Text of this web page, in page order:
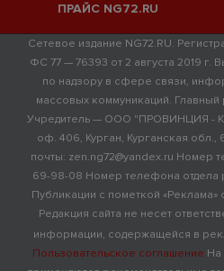
ПРАЙС NG72.RU
Сетевое издание NG72.RU.
ФС 77 — 76393 от 2 августа 2019 г.
по надзору в сфере связи,
массовых коммуникаций.
Учредитель — ООО "ПРОВИНЦИЯ -
оф. 406, Курган, Курганская обл.,
почты: zen.ng72@yandex.ru Номер
69-98-08 Номер телефона отдела
Публикации с пометкой
Редакция сайта не несет
информации, содержащейся в
Пользовательское соглашение На